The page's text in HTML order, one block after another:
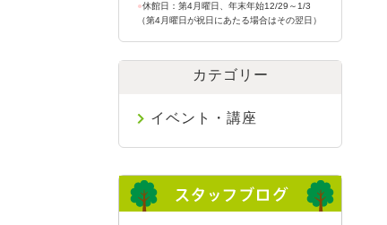
●休館日：第4月曜日、年末年始12/29～1/3
（第4月曜日が祝日にあたる場合はその翌日）
カテゴリー
イベント・講座